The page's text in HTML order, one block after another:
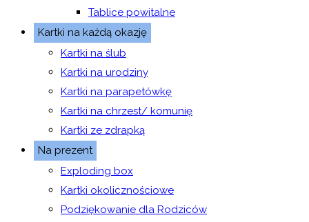
Tablice powitalne
Kartki na każdą okazję
Kartki na ślub
Kartki na urodziny
Kartki na parapetówkę
Kartki na chrzest/ komunię
Kartki ze zdrapką
Na prezent
Exploding box
Kartki okolicznościowe
Podziękowanie dla Rodziców